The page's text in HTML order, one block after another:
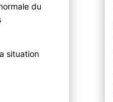
du
situation